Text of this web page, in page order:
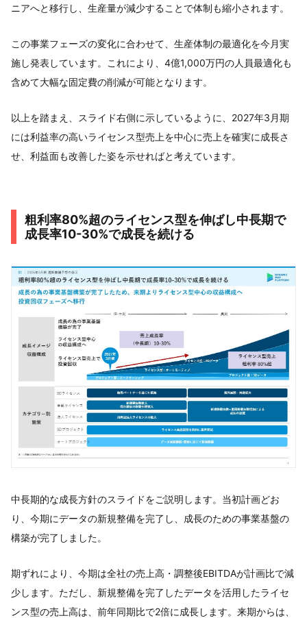
ニアへと移行し、生産量が減少することで体制も縮小されます。
この事業フェーズの変化に合わせて、生産体制の最適化を今月実
施し発表しています。これにより、4億1,000万円の人員最適化も
含めて大幅な固定費の削減が可能となります。
以上を踏まえ、スライド右側に示しているように、2027年3月期
には利益率の高いライセンス型売上を中心に売上を確実に成長さ
せ、利益面も改善した姿を示せればと考えています。
粗利率80%超のライセンス型を伸ばし中長期で
成長率10-30%で成長を続ける
中長期的な成長方針のスライドをご説明します。当初計画どお
り、今期にデータの新規整備を完了し、成長のための事業基盤の
構築が完了しました。
期ずれにより、今期は全社の売上高・調整後EBITDAが計画比で減
少します。ただし、新規整備を完了したデータを活用したライセ
ンス型の売上高は、前年同期比で2倍に成長します。来期からは、